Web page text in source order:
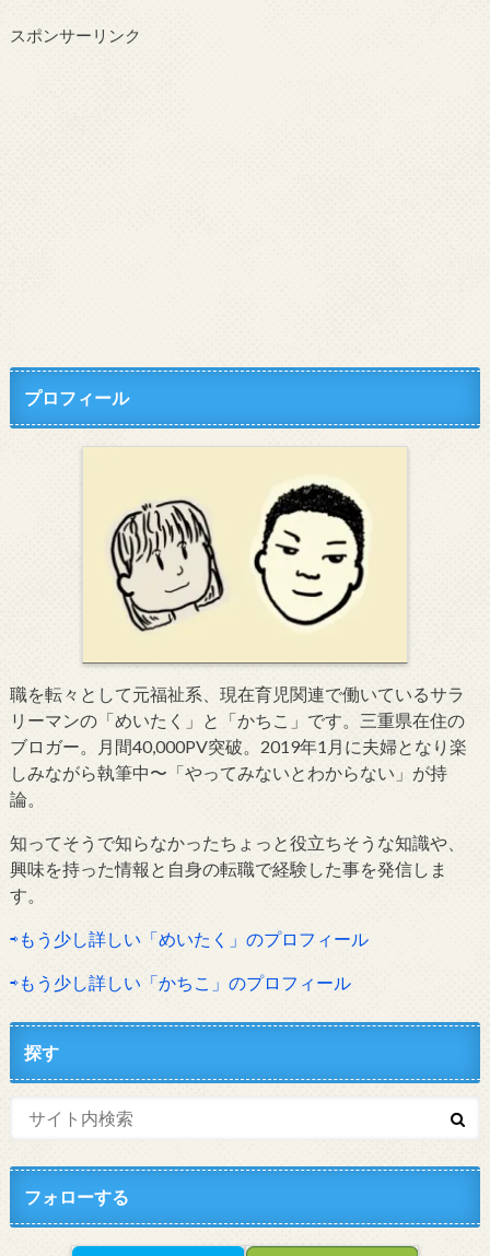
スポンサーリンク
プロフィール
職を転々として元福祉系、現在育児関連で働いているサラ
リーマンの「めいたく」と「かちこ」です。三重県在住の
ブロガー。月間40,000PV突破。2019年1月に夫婦となり楽
しみながら執筆中〜「やってみないとわからない」が持
論。
知ってそうで知らなかったちょっと役立ちそうな知識や、
興味を持った情報と自身の転職で経験した事を発信しま
す。
⇨もう少し詳しい「めいたく」のプロフィール
⇨もう少し詳しい「かちこ」のプロフィール
探す
フォローする